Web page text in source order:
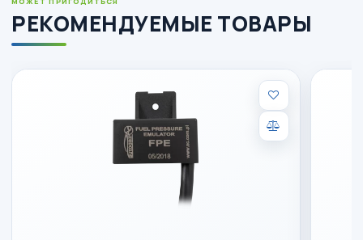
РЕКОМЕНДУЕМЫЕ ТОВАРЫ